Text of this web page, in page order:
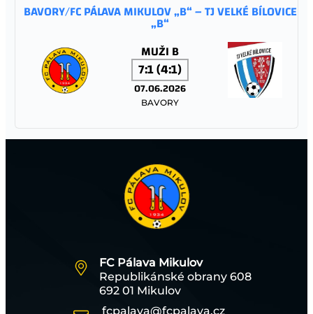
BAVORY/FC PÁLAVA MIKULOV „B“ – TJ VELKÉ BÍLOVICE
„B“
MUŽI B
7:1 (4:1)
07.06.2026
BAVORY
MLADŠÍ ŽÁCI
2:1 (1:0)
06.06.2026
TĚŠANY
FC PÁLAVA MIKULOV – TJ JISKRA STRÁŽNICE
FC Pálava Mikulov
Republikánské obrany 608
692 01 Mikulov
fcpalava@fcpalava.cz